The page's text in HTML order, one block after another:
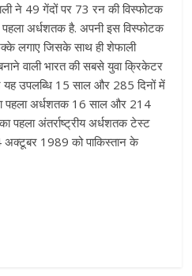
ने 49 गेंदों पर 73 रन की विस्फोटक
अर्धशतक है. अपनी इस विस्फोटक
लगाए जिसके साथ ही शेफाली
वाली भारत की सबसे युवा क्रिकेटर
यह उपलब्धि 15 साल और 285 दिनों में
पहला अर्धशतक 16 साल और 214
पहला अंतर्राष्ट्रीय अर्धशतक टेस्ट
1989 को पाकिस्तान के